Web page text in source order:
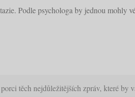
Podle psychologa by jednou mohly
těch nejdůležitějších zpráv, které by